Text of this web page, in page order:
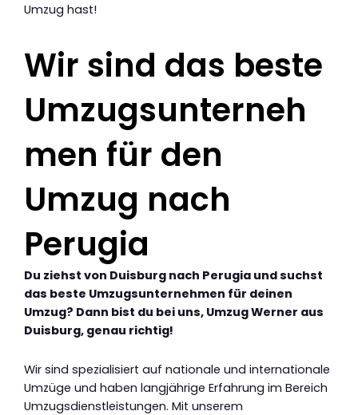
Umzug hast!
Wir sind das beste
Umzugsunterneh
men für den
Umzug nach
Perugia
Du ziehst von Duisburg nach Perugia und suchst
das beste Umzugsunternehmen für deinen
Umzug? Dann bist du bei uns, Umzug Werner aus
Duisburg, genau richtig!
Wir sind spezialisiert auf nationale und internationale
Umzüge und haben langjährige Erfahrung im Bereich
Umzugsdienstleistungen. Mit unserem